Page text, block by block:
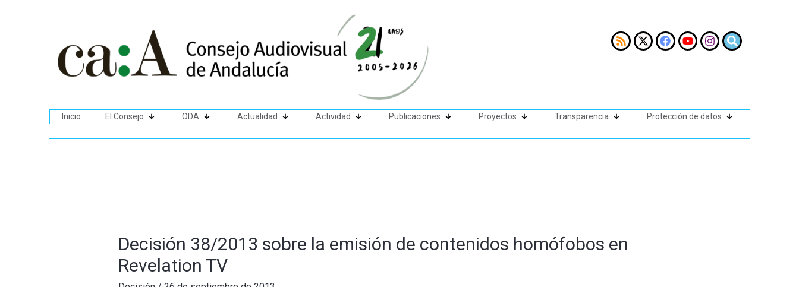
Inicio El Consejo ODA Actualidad Actividad Publicaciones Proyectos Transparencia Protección de datos
Decisión 38/2013 sobre la emisión de contenidos homófobos en
Revelation TV